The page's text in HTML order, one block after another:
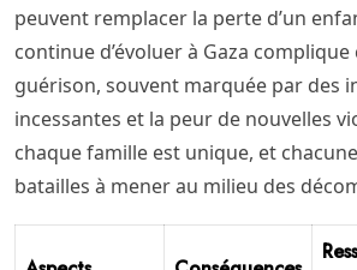
peuvent remplacer la perte d’un
continue d’évoluer à Gaza
guérison, souvent marquée par des
incessantes et la peur de nouvelles
chaque famille est unique, et
batailles à mener au milieu des